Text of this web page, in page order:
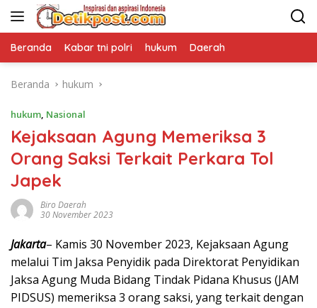
Langsung
Beranda Kabar tni polri hukum Daerah
Beranda hukum
hukum, Nasional
Kejaksaan Agung Memeriksa 3
Orang Saksi Terkait Perkara Tol
Japek
Biro Daerah
30 November 2023
Jakarta– Kamis 30 November 2023, Kejaksaan Agung
melalui Tim Jaksa Penyidik pada Direktorat Penyidikan
Jaksa Agung Muda Bidang Tindak Pidana Khusus (JAM
PIDSUS) memeriksa 3 orang saksi, yang terkait dengan